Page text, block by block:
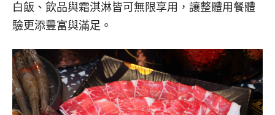
白飯、飲品與霜淇淋皆可無限享用，讓整體用餐體
驗更添豐富與滿足。